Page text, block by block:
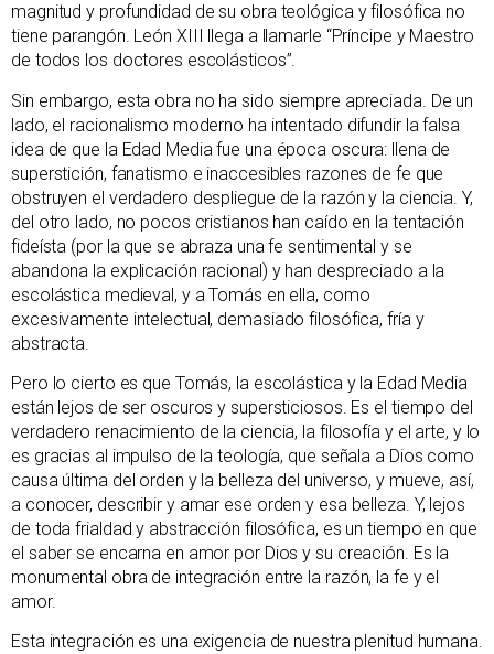
magnitud y profundidad de su obra teológica y filosófica no
tiene parangón. León XIII llega a llamarle “Príncipe y Maestro
de todos los doctores escolásticos”.
Sin embargo, esta obra no ha sido siempre apreciada. De un
lado, el racionalismo moderno ha intentado difundir la falsa
idea de que la Edad Media fue una época oscura: llena de
superstición, fanatismo e inaccesibles razones de fe que
obstruyen el verdadero despliegue de la razón y la ciencia. Y,
del otro lado, no pocos cristianos han caído en la tentación
fideísta (por la que se abraza una fe sentimental y se
abandona la explicación racional) y han despreciado a la
escolástica medieval, y a Tomás en ella, como
excesivamente intelectual, demasiado filosófica, fría y
abstracta.
Pero lo cierto es que Tomás, la escolástica y la Edad Media
están lejos de ser oscuros y supersticiosos. Es el tiempo del
verdadero renacimiento de la ciencia, la filosofía y el arte, y lo
es gracias al impulso de la teología, que señala a Dios como
causa última del orden y la belleza del universo, y mueve, así,
a conocer, describir y amar ese orden y esa belleza. Y, lejos
de toda frialdad y abstracción filosófica, es un tiempo en que
el saber se encarna en amor por Dios y su creación. Es la
monumental obra de integración entre la razón, la fe y el
amor.
Esta integración es una exigencia de nuestra plenitud humana.